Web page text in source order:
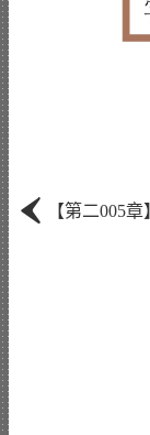
‹ 【第二005